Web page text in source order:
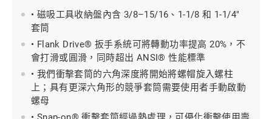
• 磁吸工具收納盤內含 3/8–15/16、1-1/8 和 1-1/4"
套筒
• Flank Drive® 扳手系統可將轉動功率提高 20%，不
會打滑或圓滑，同時超出 ANSI® 性能標準
• 我們衝擊套筒的六角深度將開始將螺帽旋入螺柱
上；具有更深六角形的競爭套筒需要使用者手動啟動
螺母